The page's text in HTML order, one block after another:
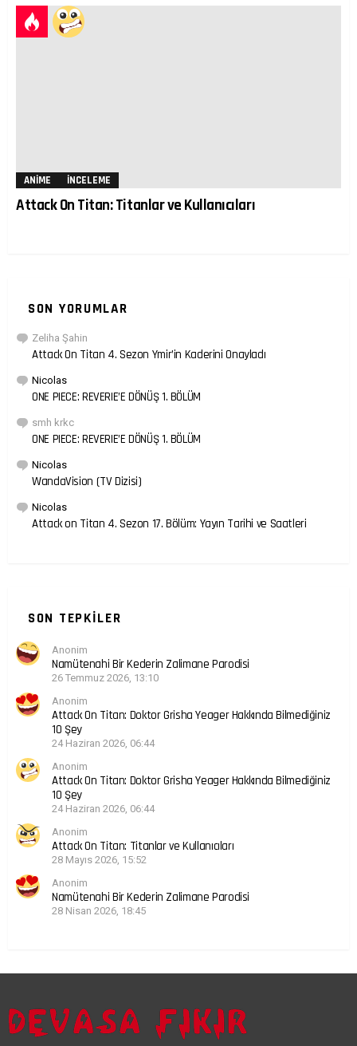
ANIME İNCELEME
Attack On Titan: Titanlar ve Kullanıcıları
SON YORUMLAR
Zeliha Şahin
Attack On Titan 4. Sezon Ymir’in Kaderini Onayladı
Nicolas
ONE PIECE: REVERIE’E DÖNÜŞ 1. BÖLÜM
smh krkc
ONE PIECE: REVERIE’E DÖNÜŞ 1. BÖLÜM
Nicolas
WandaVision (TV Dizisi)
Nicolas
Attack on Titan 4. Sezon 17. Bölüm: Yayın Tarihi ve Saatleri
SON TEPKILER
Anonim
Namütenahi Bir Kederin Zalimane Parodisi
26 Temmuz 2026, 13:10
Anonim
Attack On Titan: Doktor Grisha Yeager Hakkında Bilmediğiniz
10 Şey
24 Haziran 2026, 06:44
Anonim
Attack On Titan: Doktor Grisha Yeager Hakkında Bilmediğiniz
10 Şey
24 Haziran 2026, 06:44
Anonim
Attack On Titan: Titanlar ve Kullanıcıları
28 Mayıs 2026, 15:52
Anonim
Namütenahi Bir Kederin Zalimane Parodisi
28 Nisan 2026, 18:45